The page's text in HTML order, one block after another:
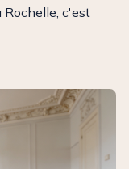
Rochelle, c'est